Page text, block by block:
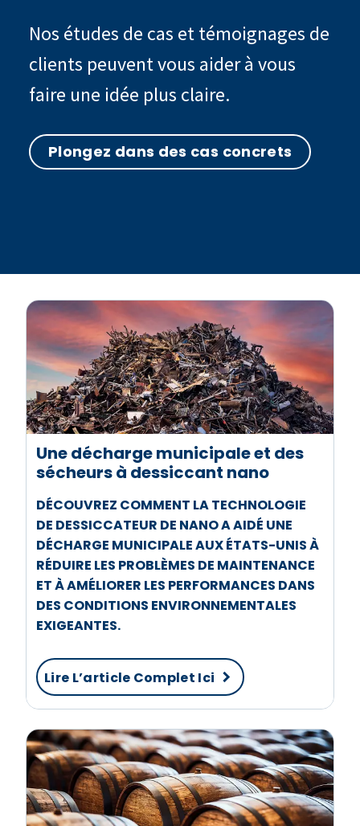
Nos études de cas et témoignages de
clients peuvent vous aider à vous
faire une idée plus claire.
Plongez dans des cas concrets
Une décharge municipale et des
sécheurs à dessiccant nano
DÉCOUVREZ COMMENT LA TECHNOLOGIE
DE DESSICCATEUR DE NANO A AIDÉ UNE
DÉCHARGE MUNICIPALE AUX ÉTATS-UNIS À
RÉDUIRE LES PROBLÈMES DE MAINTENANCE
ET À AMÉLIORER LES PERFORMANCES DANS
DES CONDITIONS ENVIRONNEMENTALES
EXIGEANTES.
Lire L’article Complet Ici